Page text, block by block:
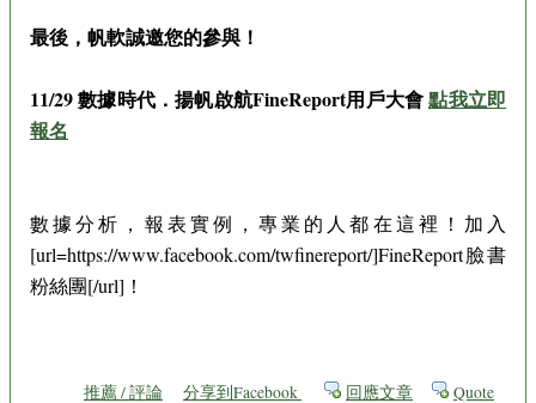
最後，帆軟誠邀您的參與！
11/29 數據時代．揚帆啟航FineReport用戶大會點我立即
報名
數據分析，報表實例，專業的人都在這裡！加入
[url=https://www.facebook.com/twfinereport/]FineReport臉書
粉絲團[/url]！
推薦 / 評論 分享到Facebook 回應文章 Quote